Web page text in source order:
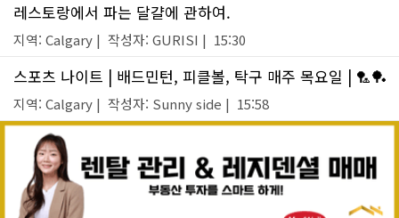
레스토랑에서 파는 달걀에 관하여.
지역: Calgary | 작성자: GURISI | 15:30
스포츠 나이트 | 배드민턴, 피클볼, 탁구 매주 목요일 | 🏸🏓
지역: Calgary | 작성자: Sunny side | 15:58